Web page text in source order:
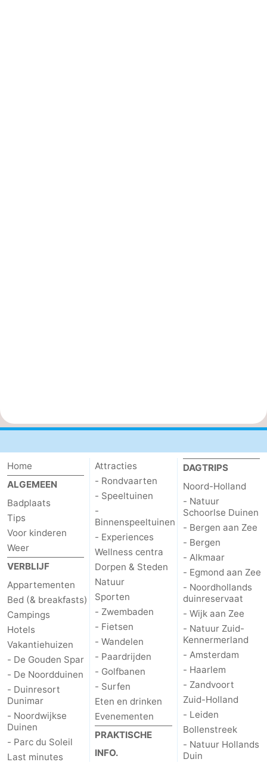
Home
ALGEMEEN
Badplaats
Tips
Voor kinderen
Weer
VERBLIJF
Appartementen
Bed (& breakfasts)
Campings
Hotels
Vakantiehuizen
- De Gouden Spar
- De Noordduinen
- Duinresort
Dunimar
- Noordwijkse
Duinen
- Parc du Soleil
Last minutes
Attracties
- Rondvaarten
- Speeltuinen
-
Binnenspeeltuinen
- Experiences
Wellness centra
Dorpen & Steden
Natuur
Sporten
- Zwembaden
- Fietsen
- Wandelen
- Paardrijden
- Golfbanen
- Surfen
Eten en drinken
Evenementen
PRAKTISCHE
INFO.
DAGTRIPS
Noord-Holland
- Natuur
Schoorlse Duinen
- Bergen aan Zee
- Bergen
- Alkmaar
- Egmond aan Zee
- Noordhollands
duinreservaat
- Wijk aan Zee
- Natuur Zuid-
Kennermerland
- Amsterdam
- Haarlem
- Zandvoort
Zuid-Holland
- Leiden
Bollenstreek
- Natuur Hollands
Duin